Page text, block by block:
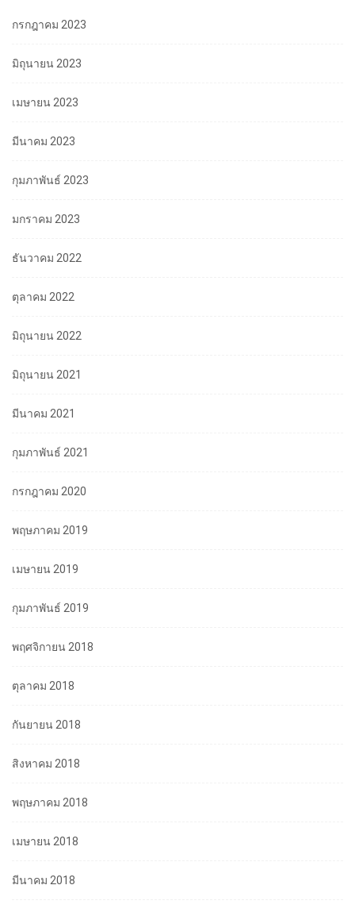
กรกฎาคม 2023
มิถุนายน 2023
เมษายน 2023
มีนาคม 2023
กุมภาพันธ์ 2023
มกราคม 2023
ธันวาคม 2022
ตุลาคม 2022
มิถุนายน 2022
มิถุนายน 2021
มีนาคม 2021
กุมภาพันธ์ 2021
กรกฎาคม 2020
พฤษภาคม 2019
เมษายน 2019
กุมภาพันธ์ 2019
พฤศจิกายน 2018
ตุลาคม 2018
กันยายน 2018
สิงหาคม 2018
พฤษภาคม 2018
เมษายน 2018
มีนาคม 2018